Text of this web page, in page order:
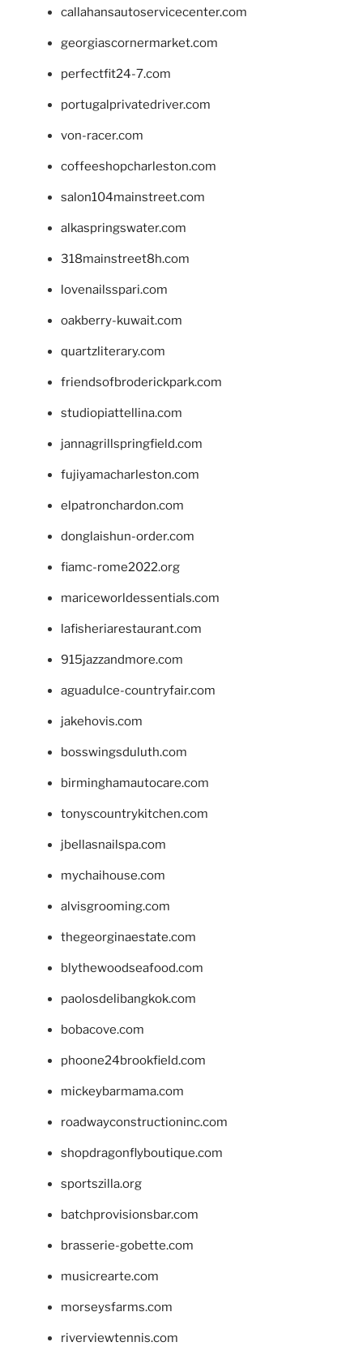
callahansautoservicecenter.com
georgiascornermarket.com
perfectfit24-7.com
portugalprivatedriver.com
von-racer.com
coffeeshopcharleston.com
salon104mainstreet.com
alkaspringswater.com
318mainstreet8h.com
lovenailsspari.com
oakberry-kuwait.com
quartzliterary.com
friendsofbroderickpark.com
studiopiattellina.com
jannagrillspringfield.com
fujiyamacharleston.com
elpatronchardon.com
donglaishun-order.com
fiamc-rome2022.org
mariceworldessentials.com
lafisheriarestaurant.com
915jazzandmore.com
aguadulce-countryfair.com
jakehovis.com
bosswingsduluth.com
birminghamautocare.com
tonyscountrykitchen.com
jbellasnailspa.com
mychaihouse.com
alvisgrooming.com
thegeorginaestate.com
blythewoodseafood.com
paolosdelibangkok.com
bobacove.com
phoone24brookfield.com
mickeybarmama.com
roadwayconstructioninc.com
shopdragonflyboutique.com
sportszilla.org
batchprovisionsbar.com
brasserie-gobette.com
musicrearte.com
morseysfarms.com
riverviewtennis.com